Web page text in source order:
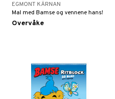
EGMONT KÄRNAN
Mal med Bamse og vennene hans!
Overvåke